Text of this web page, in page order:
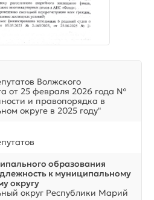
Волжского
от 25 февраля 2026 года №
и правопорядка в
округе в 2025 году"
образования
к муниципальному
округу
округ Республики Марий